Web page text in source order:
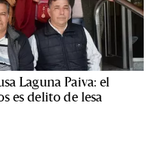
Laguna Paiva: el
es delito de lesa